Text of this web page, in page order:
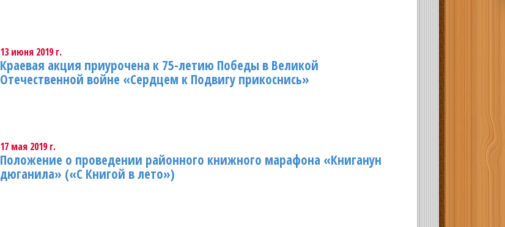
13 июня 2019 г.
Краевая акция приурочена к 75-летию Победы в Великой
Отечественной войне «Сердцем к Подвигу прикоснись»
17 мая 2019 г.
Положение о проведении районного книжного марафона «Книганун
дюганила» («С Книгой в лето»)